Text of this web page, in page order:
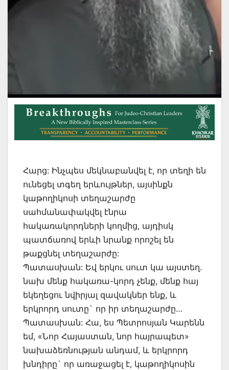
Հարց: Ինչպես մեկնաբանվել է, որ տեղի են
ունեցել տգեղ երևույթներ, այսինքն
կաթողիկոսի տեղաշարժը
սահմանափակվել էնրա
հակառակորդների կողմից, այդիսկ
պատճառով երևի նրանք որոշել են
թաքցնել տեղաշարժը:
Պատասխան: Եվ երկու սուտ կա այստեղ.
նախ մենք հակառա-կորդ չենք, մենք հայ
եկեղեցու նվիրյալ զավակներ ենք, և
երկրորդ սուտը` որ իր տեղաշարժը…
Պատասխան: Հա, ես Պետրոսյան Կարենն
եմ, «Նոր Հայաստան, նոր հայրապետ»
նախաձեռնության անդամ, և երկրորդ
խնդիրը` որ առաջացել է, կաթողիկոսին